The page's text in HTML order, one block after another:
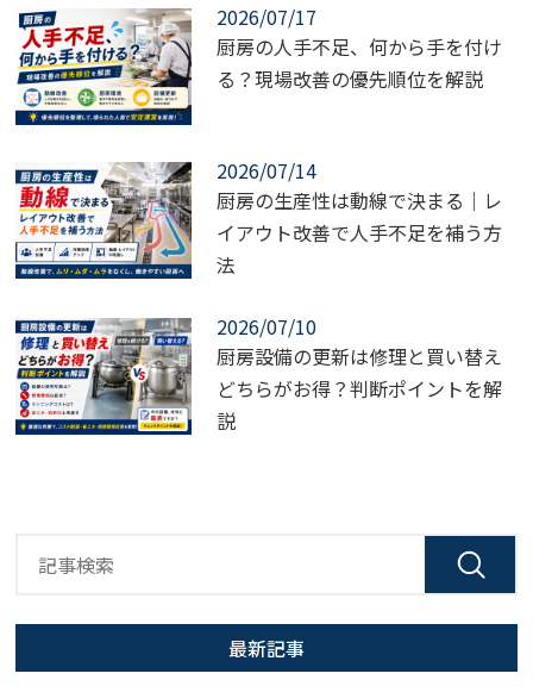
2026/07/17
厨房の人手不足、何から手を付け
る？現場改善の優先順位を解説
2026/07/14
厨房の生産性は動線で決まる｜レ
イアウト改善で人手不足を補う方
法
2026/07/10
厨房設備の更新は修理と買い替え
どちらがお得？判断ポイントを解
説
最新記事